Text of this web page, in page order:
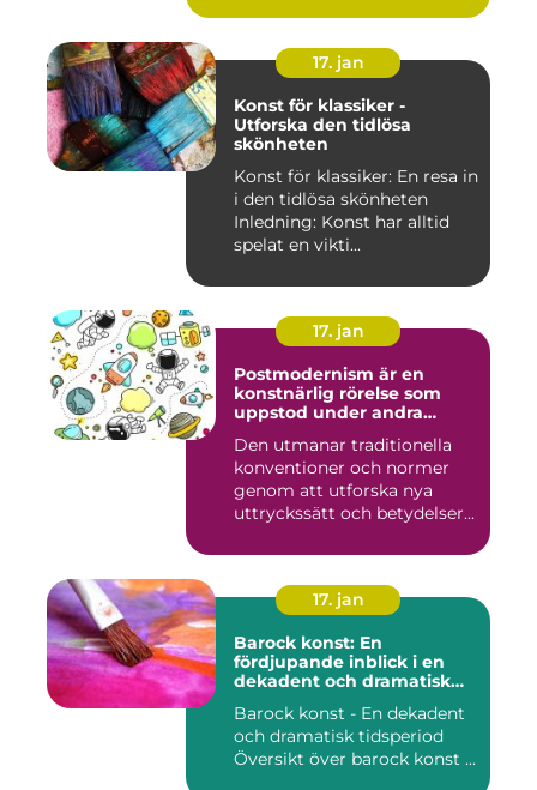
17. jan
Konst för klassiker -
Utforska den tidlösa
skönheten
Konst för klassiker: En resa in
i den tidlösa skönheten
Inledning: Konst har alltid
spelat en vikti...
17. jan
Postmodernism är en
konstnärlig rörelse som
uppstod under andra
fortsätter att påverka
samtida konstvärlden
Den utmanar traditionella
konventioner och normer
genom att utforska nya
uttryckssätt och betydelser...
17. jan
Barock konst: En
fördjupande inblick i en
dekadent och dramatisk
Barock konst - En dekadent
och dramatisk tidsperiod
Översikt över barock konst ...